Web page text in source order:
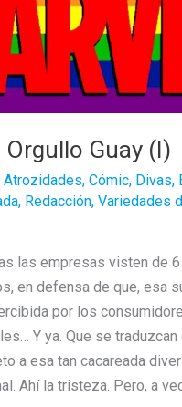
Orgullo Guay (I)
Atrozidades, Cómic, Divas,
, Redacción, Variedades
las empresas visten de
en defensa de que, esa
por los
Y ya. Que se
a esa tan cacareada
Ahí la tristeza. Pero, a